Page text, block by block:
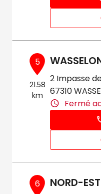
5
21.58
km
2 Impasse
67310
Fermé
6 NORD-